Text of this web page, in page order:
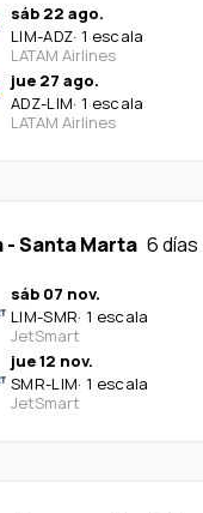
sáb 22 ago.
LIM-ADZ· 1 escala
LATAM Airlines
jue 27 ago.
ADZ-LIM· 1 escala
LATAM Airlines
-Santa Marta 6 días
sáb 07 nov.
LIM-SMR· 1 escala
JetSmart
jue 12 nov.
SMR-LIM· 1 escala
JetSmart